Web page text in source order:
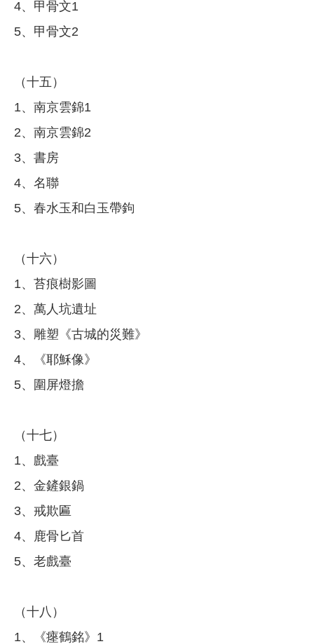
4、甲骨文1
5、甲骨文2
（十五）
1、南京雲錦1
2、南京雲錦2
3、書房
4、名聯
5、春水玉和白玉帶鉤
（十六）
1、苔痕樹影圖
2、萬人坑遺址
3、雕塑《古城的災難》
4、《耶穌像》
5、圍屏燈擔
（十七）
1、戲臺
2、金鏟銀鍋
3、戒欺匾
4、鹿骨匕首
5、老戲臺
（十八）
1、《瘞鶴銘》1